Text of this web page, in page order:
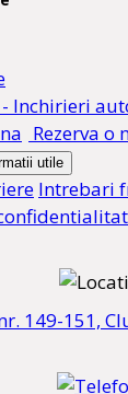
Rezerva o
Intrebari
149-151,